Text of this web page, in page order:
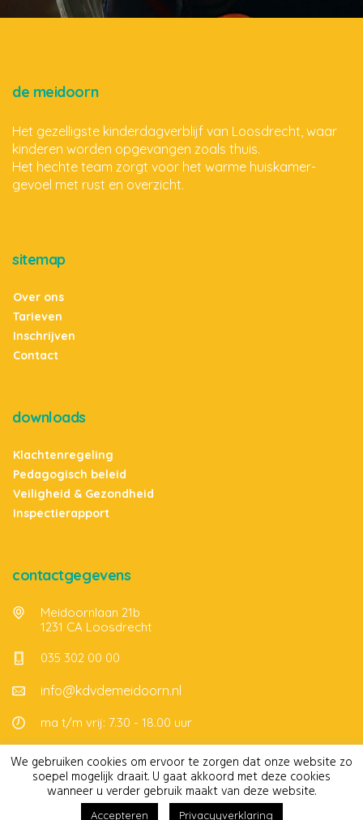
de meidoorn
Het gezelligste kinderdagverblijf van Loosdrecht, waar
kinderen worden opgevangen zoals thuis.
Het hechte team zorgt voor het warme huiskamer-
gevoel met rust en overzicht.
sitemap
Over ons
Tarieven
Inschrijven
Contact
downloads
Klachtenregeling
Pedagogisch beleid
Veiligheid & Gezondheid
Inspectierapport
contactgegevens
Meidoornlaan 21b
1231 CA Loosdrecht
035 302 00 00
info@kdvdemeidoorn.nl
ma t/m vrij: 7.30 - 18.00 uur
© de Meidoorn Kinderdagverblijf
We gebruiken cookies om ervoor te zorgen dat onze website zo
soepel mogelijk draait. U gaat akkoord met deze cookies
wanneer u verder gebruik maakt van deze website.
Accepteren Privacyyverklaring